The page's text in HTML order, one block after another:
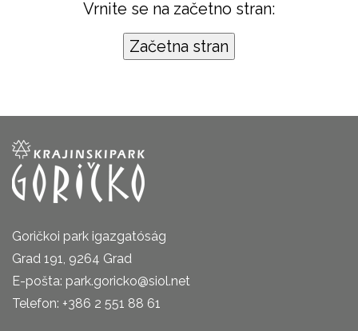
Vrnite se na začetno stran:
Goričkoi park igazgatóság
Grad 191, 9264 Grad
E-pošta: park.goricko@siol.net
Telefon: +386 2 551 88 61